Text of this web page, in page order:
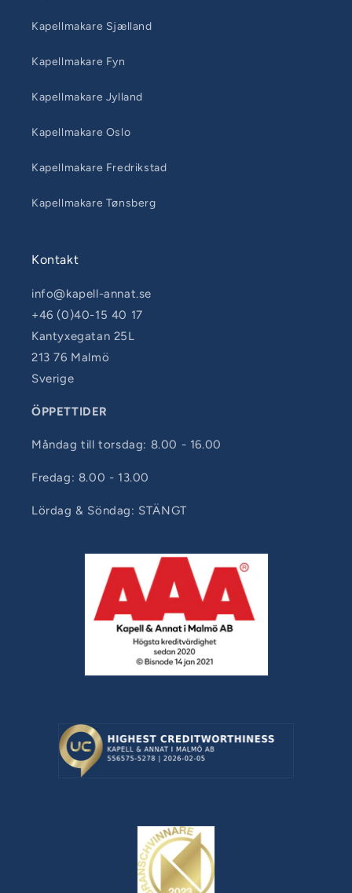
Kapellmakare Sjælland
Kapellmakare Fyn
Kapellmakare Jylland
Kapellmakare Oslo
Kapellmakare Fredrikstad
Kapellmakare Tønsberg
Kontakt
info@kapell-annat.se
+46 (0)40-15 40 17
Kantyxegatan 25L
213 76 Malmö
Sverige
ÖPPETTIDER
Måndag till torsdag: 8.00 - 16.00
Fredag: 8.00 - 13.00
Lördag & Söndag: STÄNGT